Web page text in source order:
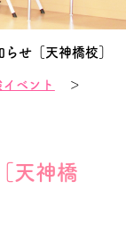
せ［天神橋校］
イベント
＞
天神橋